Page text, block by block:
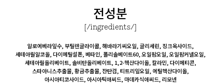
전성분
[/ingredients/]
알로에베라잎수, 부틸렌글라이콜, 해바라기씨오일, 글리세린, 징크옥사이드,
세테아릴알코올, 다이메틸설폰, 베타인, 폴리솔베이트60, 오일팜오일, 오일팜커넬오일,
세테아릴올리베이트, 솔비탄올리베이트, 1,2-헥산다이올, 칼라민, 다이메티콘,
스타아니스추출물, 황금추출물, 잔탄검, 티트리잎오일, 에틸헥산다이올,
아시아티코사이드, 아시아틱애씨드, 마데카식애씨드, 리모넨